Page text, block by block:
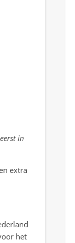
in
extra
het